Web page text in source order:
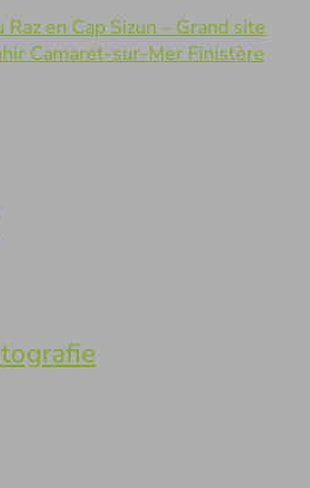
Raz en Cap Sizun – Grand site
Camaret-sur-Mer Finistère